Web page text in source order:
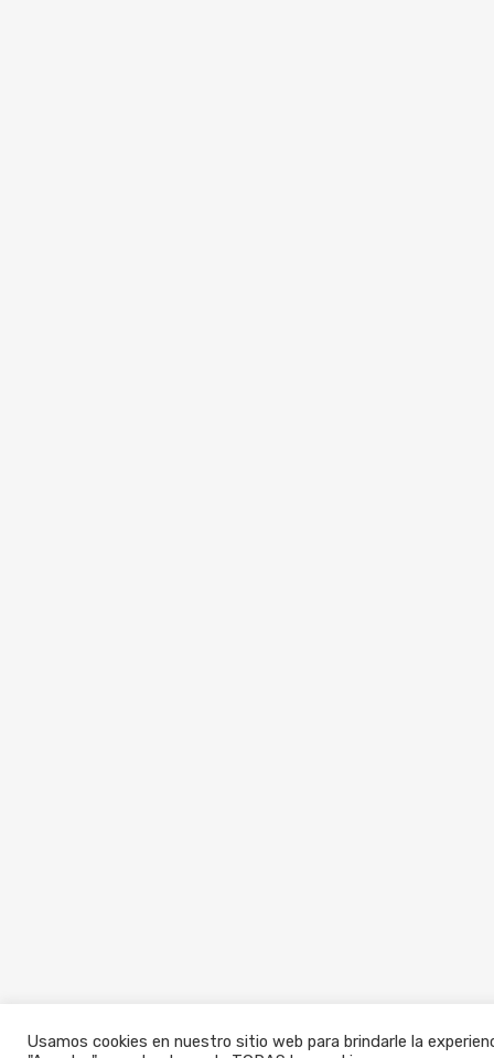
Usamos cookies en nuestro sitio web para brindarle la